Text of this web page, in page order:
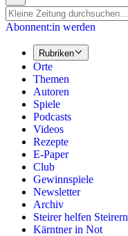
Abonnent:in werden
Rubriken
Orte
Themen
Autoren
Spiele
Podcasts
Videos
Rezepte
E-Paper
Club
Gewinnspiele
Newsletter
Archiv
Steirer helfen Steirern
Kärntner in Not